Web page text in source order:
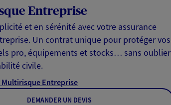
Entreprise
et en sérénité avec votre assurance
Un contrat unique pour protéger vos
pro, équipements et stocks… sans oublier
civile.
Entreprise
DEMANDER UN DEVIS